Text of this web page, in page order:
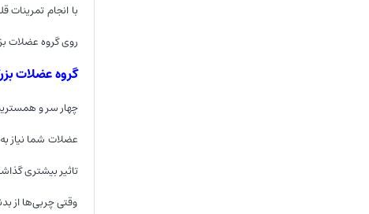
با انجام
روی گروه عضلات
گروه عضلات
چهار سر و
عضلات شما نیاز
تاثیر بیشتری
وقتی چربی‌ها از